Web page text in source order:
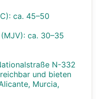
ca. 45–50
ca. 30–35
N-332
und bieten
Murcia,